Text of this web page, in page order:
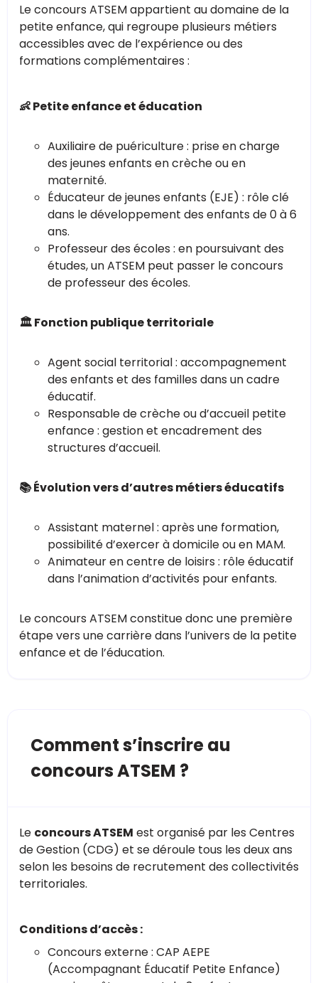
Le concours ATSEM appartient au domaine de la
petite enfance, qui regroupe plusieurs métiers
accessibles avec de l’expérience ou des
formations complémentaires :
👶 Petite enfance et éducation
Auxiliaire de puériculture : prise en charge
des jeunes enfants en crèche ou en
maternité.
Éducateur de jeunes enfants (EJE) : rôle clé
dans le développement des enfants de 0 à 6
ans.
Professeur des écoles : en poursuivant des
études, un ATSEM peut passer le concours
de professeur des écoles.
🏛 Fonction publique territoriale
Agent social territorial : accompagnement
des enfants et des familles dans un cadre
éducatif.
Responsable de crèche ou d’accueil petite
enfance : gestion et encadrement des
structures d’accueil.
📚 Évolution vers d’autres métiers éducatifs
Assistant maternel : après une formation,
possibilité d’exercer à domicile ou en MAM.
Animateur en centre de loisirs : rôle éducatif
dans l’animation d’activités pour enfants.
Le concours ATSEM constitue donc une première
étape vers une carrière dans l’univers de la petite
enfance et de l’éducation.
Comment s’inscrire au
concours ATSEM ?
Le concours ATSEM est organisé par les Centres
de Gestion (CDG) et se déroule tous les deux ans
selon les besoins de recrutement des collectivités
territoriales.
Conditions d’accès :
Concours externe : CAP AEPE
(Accompagnant Éducatif Petite Enfance)